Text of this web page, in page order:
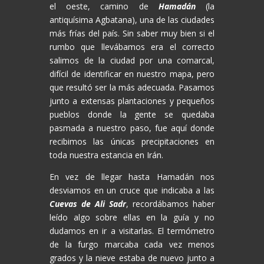
el oeste, camino de Hamadán(la
antiquísima Agbatana), una de las ciudades
más frías del país. Sin saber muy bien si el
rumbo que llevábamos era el correcto
salimos de la ciudad por una comarcal,
difícil de identificar en nuestro mapa, pero
que resultó ser la más adecuada. Pasamos
junto a extensas plantaciones y pequeños
pueblos donde la gente se quedaba
pasmada a nuestro paso, fue aquí donde
recibimos las únicas precipitaciones en
toda nuestra estancia en Irán.
En vez de llegar hasta Hamadán nos
desviamos en un cruce que indicaba a las
Cuevas de Ali Sadr, recordábamos haber
leído algo sobre ellas en la guía y no
dudamos en ir a visitarlas. El termómetro
de la furgo marcaba cada vez menos
grados y la nieve estaba de nuevo junto a